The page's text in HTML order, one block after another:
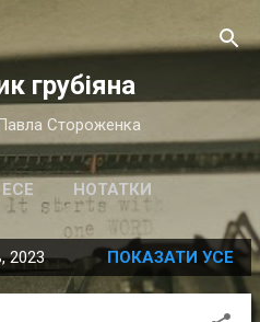
грубіяна
Стороженка
ЕСЕ НОТАТКИ
2023 ПОКАЗАТИ УСЕ